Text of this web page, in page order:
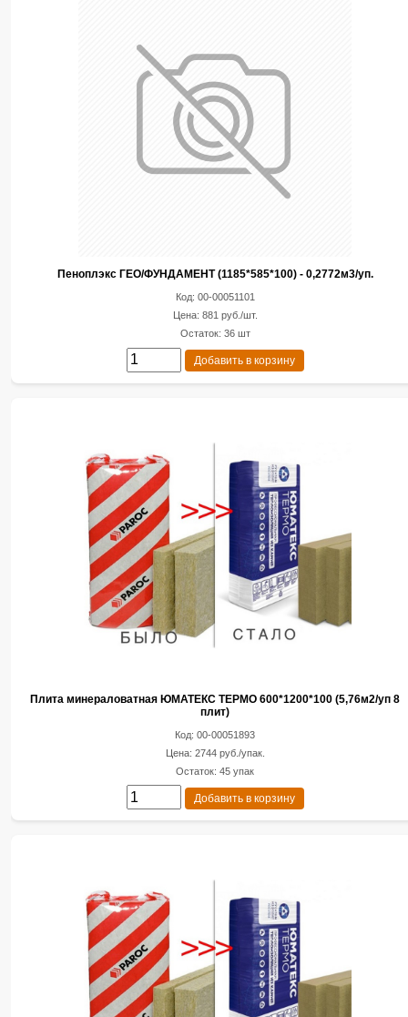
Пеноплэкс ГЕО/ФУНДАМЕНТ (1185*585*100) - 0,2772м3/уп.
Код: 00-00051101
Цена: 881 руб./шт.
Остаток: 36 шт
Добавить в корзину
Плита минераловатная ЮМАТЕКС ТЕРМО 600*1200*100 (5,76м2/уп 8
плит)
Код: 00-00051893
Цена: 2744 руб./упак.
Остаток: 45 упак
Добавить в корзину